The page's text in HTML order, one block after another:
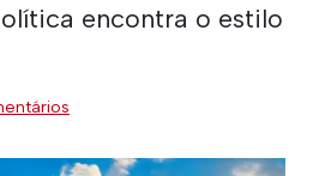
encontra o estilo